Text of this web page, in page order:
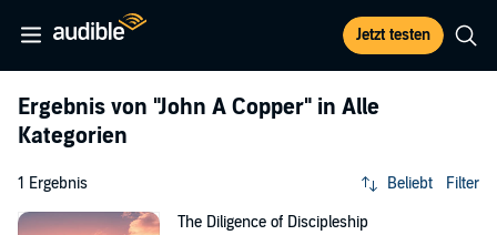
Jetzt testen
Ergebnis von "John A Copper" in Alle
Kategorien
1 Ergebnis Beliebt Filter
The Diligence of Discipleship